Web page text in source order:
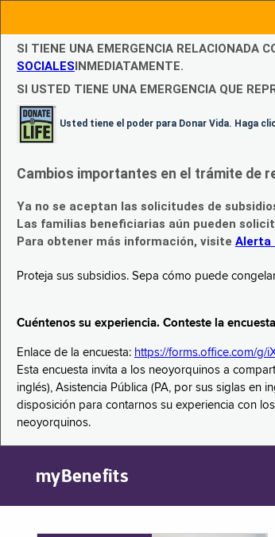
SI TIENE UNA EMERGENCIA RELACIONADA
SOCIALESINMEDIATAMENTE.
SI USTED TIENE UNA EMERGENCIA QUE
Usted tiene el poder para Donar Vida. Haga
Cambios importantes en el trámite de
Ya no se aceptan las solicitudes de
Las familias beneficiarias aún pueden
Para obtener más información, visite Alerta
Proteja sus subsidios. Sepa cómo puede
Cuéntenos su experiencia. Conteste la
Enlace de la encuesta: https://forms.office.com/g/
Esta encuesta invita a los neoyorquinos a
inglés), Asistencia Pública (PA, por sus siglas en
disposición para contarnos su experiencia con
neoyorquinos.
myBenefits